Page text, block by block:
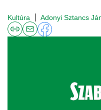
Kultúra Adonyi Sztancs